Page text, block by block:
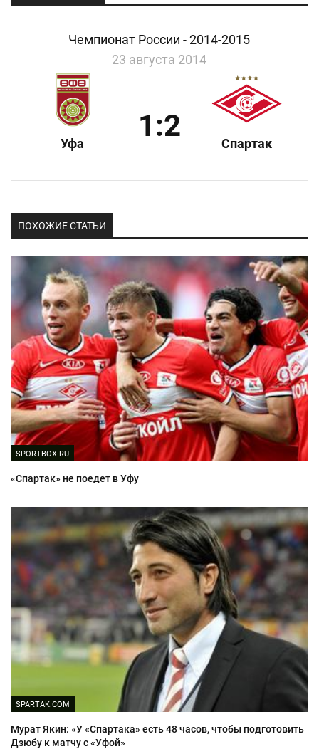
Чемпионат России - 2014-2015
23 августа 2014
Уфа
1:2
Спартак
ПОХОЖИЕ СТАТЬИ
SPORTBOX.RU
«Спартак» не поедет в Уфу
SPARTAK.COM
Мурат Якин: «У «Спартака» есть 48 часов, чтобы подготовить
Дзюбу к матчу с «Уфой»